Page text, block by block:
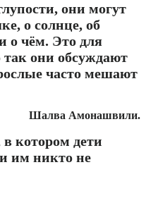
они могут
о солнце, об
о чём. Это для
они обсуждают
часто мешают
Шалва Амонашвили.
котором дети
им никто не